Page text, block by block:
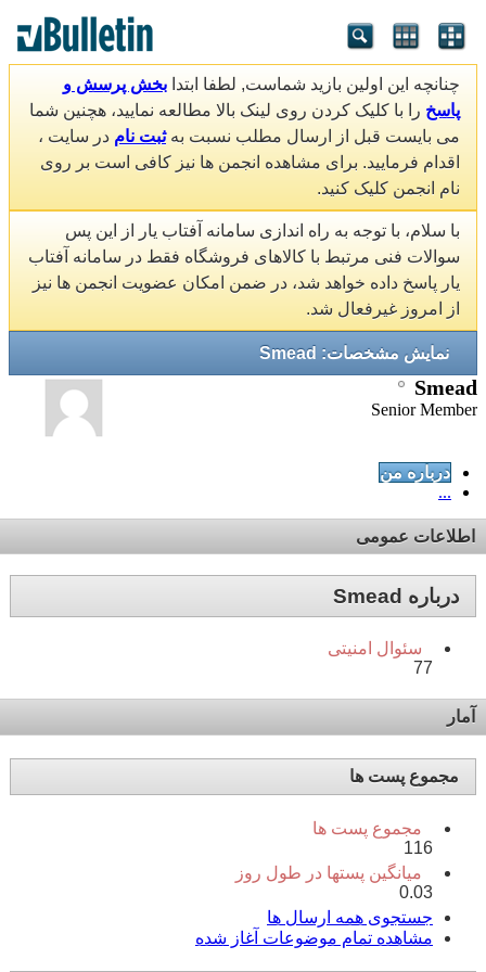
چنانچه این اولین بازید شماست, لطفا ابتدا بخش پرسش و
پاسخ را با کلیک کردن روی لینک بالا مطالعه نمایید، هچنین شما
می بایست قبل از ارسال مطلب نسبت بهثبت نام در سایت ،
اقدام فرمایید. برای مشاهده انجمن ها نیز کافی است بر روی
نام انجمن کلیک کنید.
با سلام، با توجه به راه اندازی سامانه آفتاب یار از این پس
سوالات فنی مرتبط با کالاهای فروشگاه فقط در سامانه آفتاب
یار پاسخ داده خواهد شد، در ضمن امکان عضویت انجمن ها نیز
از امروز غیرفعال شد.
نمایش مشخصات: Smead
Smead
Senior Member
درباره من
...
اطلاعات عمومی
درباره Smead
سئوال امنیتی
77
آمار
مجموع پست ها
مجموع پست ها
116
میانگین پستها در طول روز
0.03
جستجوی همه ارسال ها
مشاهده تمام موضوعات آغاز شده